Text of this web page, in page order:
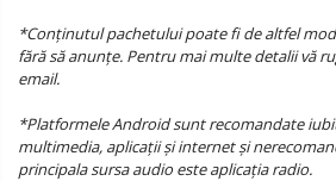
*Conținutul pachetului poate fi de altfel
fără să anunțe. Pentru mai multe detalii vă
email.
*Platformele Android sunt recomandate
multimedia, aplicații și internet și
principala sursa audio este aplicația radio.